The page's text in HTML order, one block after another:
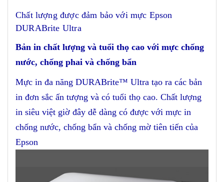
Chất lượng được đảm bảo với mực Epson
DURABrite Ultra
Bản in chất lượng và tuổi thọ cao với mực chống
nước, chống phai và chống bẩn
Mực in đa năng DURABrite™ Ultra tạo ra các bản
in đơn sắc ấn tượng và có tuổi thọ cao. Chất lượng
in siêu việt giờ đây dễ dàng có được với mực in
chống nước, chống bẩn và chống mờ tiên tiến của
Epson